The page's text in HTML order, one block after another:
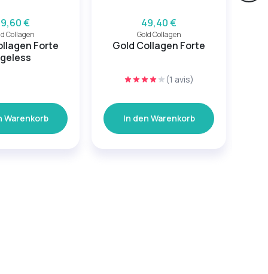
€
Collagen
Forte
Warenkorb
49,40 €
Gold Collagen
Gold Collagen Forte
(1 avis)
In den Warenkorb